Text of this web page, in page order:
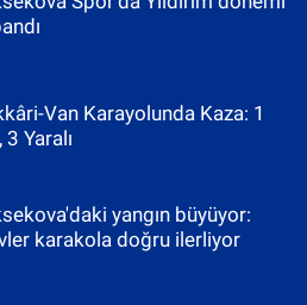
Van Karayolunda Kaza: 1
3 Yaralı
yangın büyüyor:
karakola doğru ilerliyor